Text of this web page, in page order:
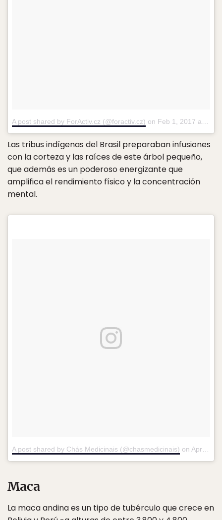
A post shared by ForActiv.cz (@foractiv.cz) on Feb 1, 2017 at 3:06am PST
Las tribus indígenas del Brasil preparaban infusiones
con la corteza y las raíces de este árbol pequeño,
que además es un poderoso energizante que
amplifica el rendimiento físico y la concentración
mental.
A post shared by Chás Medicinais (@chasmedicinais) on Apr 4, 2018 at 9:35am PDT
Maca
La maca andina es un tipo de tubérculo que crece en